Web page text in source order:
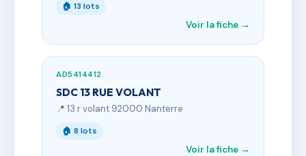
🏠 13 lots
Voir la fiche →
AD5414412
SDC 13 RUE VOLANT
📍 13 r volant 92000 Nanterre
🏠 8 lots
Voir la fiche →